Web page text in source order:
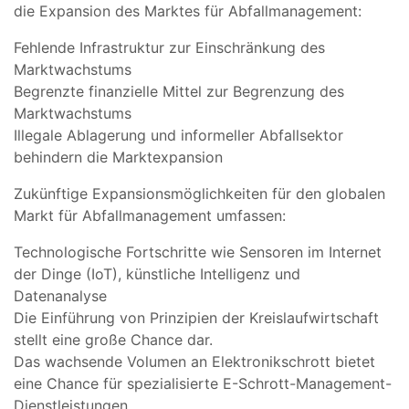
die Expansion des Marktes für Abfallmanagement:
Fehlende Infrastruktur zur Einschränkung des
Marktwachstums
Begrenzte finanzielle Mittel zur Begrenzung des
Marktwachstums
Illegale Ablagerung und informeller Abfallsektor
behindern die Marktexpansion
Zukünftige Expansionsmöglichkeiten für den globalen
Markt für Abfallmanagement umfassen:
Technologische Fortschritte wie Sensoren im Internet
der Dinge (IoT), künstliche Intelligenz und
Datenanalyse
Die Einführung von Prinzipien der Kreislaufwirtschaft
stellt eine große Chance dar.
Das wachsende Volumen an Elektronikschrott bietet
eine Chance für spezialisierte E-Schrott-Management-
Dienstleistungen